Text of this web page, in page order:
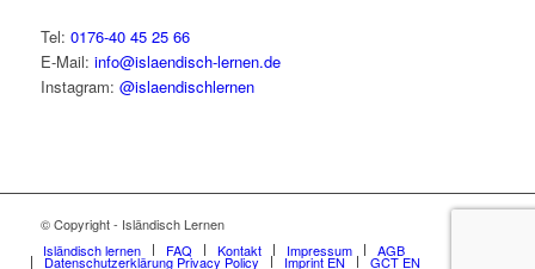
Tel: 0176-40 45 25 66
E-Mail: info@islaendisch-lernen.de
Instagram: @islaendischlernen
© Copyright - Isländisch Lernen
Isländisch lernen
FAQ Kontakt Impressum AGB
Datenschutzerklärung Privacy Policy Imprint EN GCT EN